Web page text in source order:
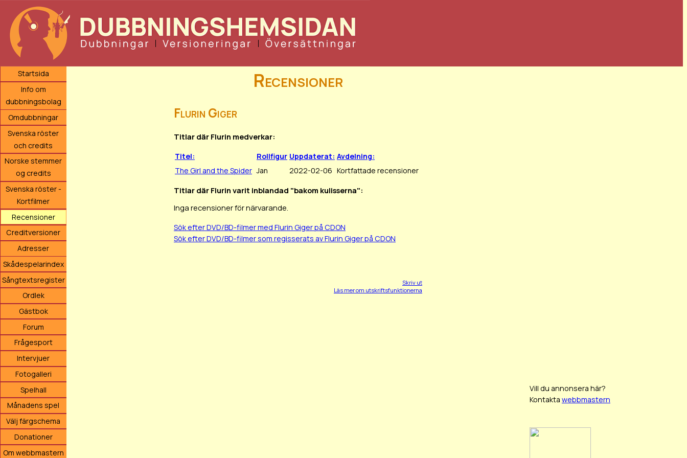
Startsida
Info om
dubbningsbolag
Omdubbningar
Svenska röster
och credits
Norske stemmer
og credits
Svenska röster -
Kortfilmer
Recensioner
Creditversioner
Adresser
Skådespelarindex
Sångtextsregister
Ordlek
Gästbok
Forum
Frågesport
Intervjuer
Fotogalleri
Spelhall
Månadens spel
Välj färgschema
Donationer
Om webbmastern
Recensioner
Flurin Giger
Titlar där Flurin medverkar:
Titel: Rollfigur Uppdaterat: Avdelning:
The Girl and the Spider Jan 2022-02-06 Kortfattade recensioner
Titlar där Flurin varit inblandad "bakom kulisserna":
Inga recensioner för närvarande.
Sök efter DVD/BD-filmer med Flurin Giger på CDON
Sök efter DVD/BD-filmer som regisserats av Flurin Giger på CDON
Skriv ut
Läs mer om utskriftsfunktionerna
Vill du annonsera här?
Kontakta webbmastern